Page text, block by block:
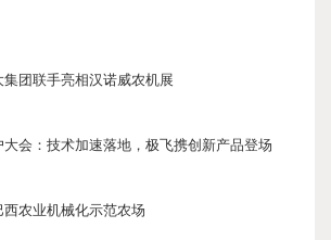
团联手亮相汉诺威农机展
会：技术加速落地，极飞携创新产品登场
农业机械化示范农场